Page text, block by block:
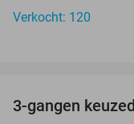
Verkocht: 120
3-gangen